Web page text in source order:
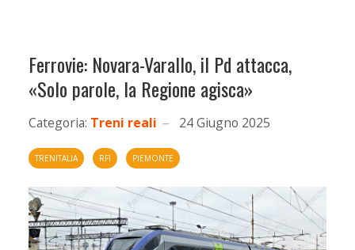
Ferrovie: Novara-Varallo, il Pd attacca,
«Solo parole, la Regione agisca»
Categoria: Treni reali 24 Giugno 2025
TRENITALIA RFI PIEMONTE